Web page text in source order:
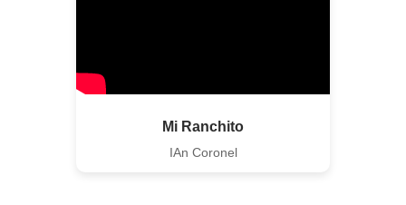
Mi Ranchito
IAn Coronel